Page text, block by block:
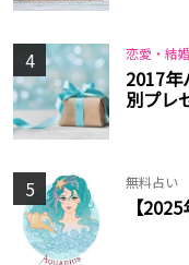
4 恋愛・結
2017年
別プレ
5 無料占い
【